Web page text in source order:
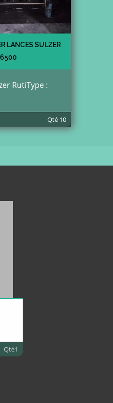
LANCES SULZER
RutiType :
Qté 10
Qté1